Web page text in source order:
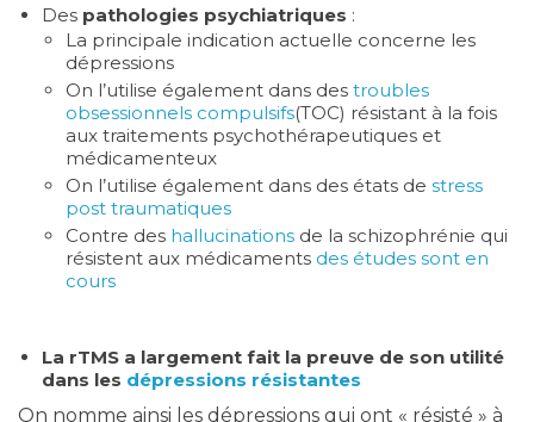
Des pathologies psychiatriques :
La principale indication actuelle concerne les
dépressions
On l’utilise également dans des troubles
obsessionnels compulsifs(TOC) résistant à la fois
aux traitements psychothérapeutiques et
médicamenteux
On l’utilise également dans des états de stress
post traumatiques
Contre des hallucinations de la schizophrénie qui
résistent aux médicaments des études sont en
cours
La rTMS a largement fait la preuve de son utilité
dans les dépressions résistantes
On nomme ainsi les dépressions qui ont « résisté » à